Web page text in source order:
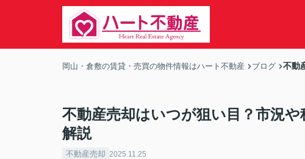
岡山・倉敷の賃貸・売買の物件情報はハート不動産 ブログ 不動
不動産売却はいつが狙い目？市況
解説
不動産売却 2025.11.25